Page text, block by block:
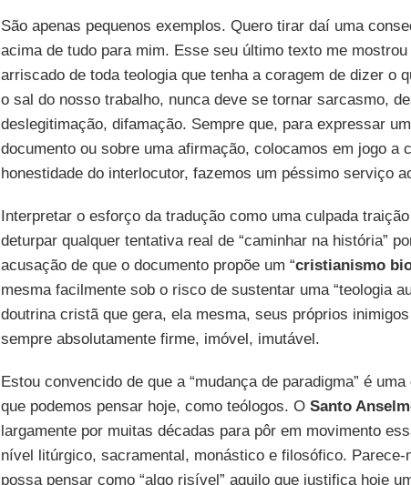
São apenas pequenos exemplos. Quero tirar daí uma
acima de tudo para mim. Esse seu último texto me
arriscado de toda teologia que tenha a coragem de dizer o
o sal do nosso trabalho, nunca deve se tornar sarcasmo,
deslegitimação, difamação. Sempre que, para expressar
documento ou sobre uma afirmação, colocamos em jogo a
honestidade do interlocutor, fazemos um péssimo serviço
Interpretar o esforço da tradução como uma culpada
deturpar qualquer tentativa real de “caminhar na história”
acusação de que o documento propõe um “cristianismo
mesma facilmente sob o risco de sustentar uma “teologia
doutrina cristã que gera, ela mesma, seus próprios
sempre absolutamente firme, imóvel, imutável.
Estou convencido de que a “mudança de paradigma” é
que podemos pensar hoje, como teólogos. O Santo
largamente por muitas décadas para pôr em movimento
nível litúrgico, sacramental, monástico e filosófico. Parece-
possa pensar como “algo risível” aquilo que justifica hoje